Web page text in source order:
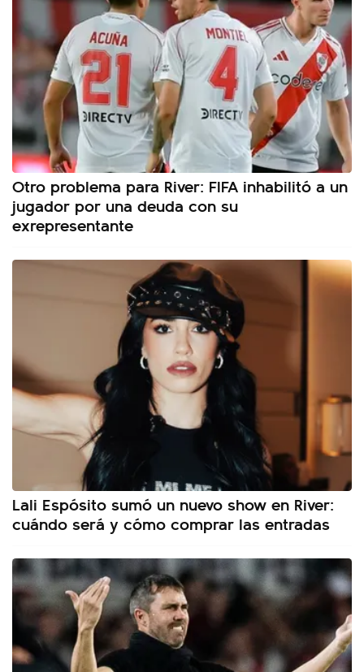
Otro problema para River: FIFA inhabilitó a un
jugador por una deuda con su
exrepresentante
Lali Espósito sumó un nuevo show en River:
cuándo será y cómo comprar las entradas